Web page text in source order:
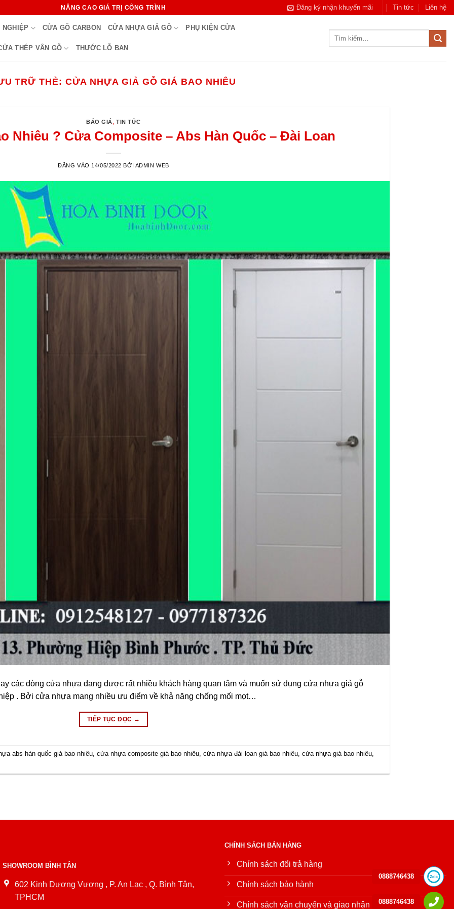
NÂNG CAO GIÁ TRỊ CÔNG TRÌNH Đăng ký nhận khuyến mãi Tin tức Liên hệ
NGHIỆP CỬA GỖ CARBON CỬA NHỰA GIẢ GỖ PHỤ KIỆN CỬA
THÉP VÂN GỖ THƯỚC LỖ BAN
TRỮ THẺ: CỬA NHỰA GIẢ GỖ GIÁ BAO NHIÊU
BÁO GIÁ,TIN TỨC
Nhiêu ? Cửa Composite – Abs Hàn Quốc – Đài Loan
ĐĂNG VÀO 14/05/2022 BỞI ADMIN WEB
các dòng cửa nhựa đang được rất nhiều khách hàng quan tâm và muốn sử dụng cửa nhựa giả gỗ
. Bởi cửa nhựa mang nhiều ưu điểm về khả năng chống mối mọt…
TIẾP TỤC ĐỌC →
abs hàn quốc giá bao nhiêu ,cửa nhựa composite giá bao nhiêu ,cửa nhựa đài loan giá bao nhiêu ,cửa nhựa giá bao nhiêu
SHOWROOM BÌNH TÂN
602 Kinh Dương Vương , P. An Lạc , Q. Bình Tân,
TPHCM
CHÍNH SÁCH BÁN HÀNG
Chính sách đổi trả hàng
Chính sách bảo hành
Chính sách vận chuyển và giao nhận
0888746438
0888746438